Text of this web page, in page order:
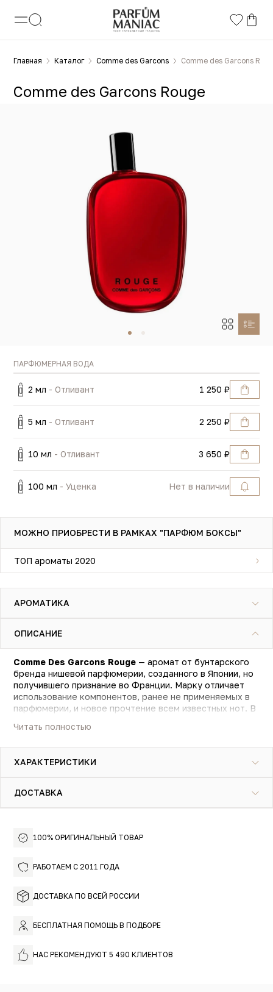
Главная Каталог Comme des Garcons Comme des Garcons
100% ОРИГИНАЛЬНЫЙ ТОВАР
РАБОТАЕМ С 2011 ГОДА
ДОСТАВКА ПО ВСЕЙ РОССИИ
БЕСПЛАТНАЯ ПОМОЩЬ В ПОДБОРЕ
НАС РЕКОМЕНДУЮТ 5 490 КЛИЕНТОВ
Comme des Garcons Rouge
ПАРФЮМЕРНАЯ ВОДА
2 мл - Отливант 1 250 ₽
5 мл - Отливант 2 250 ₽
10 мл - Отливант 3 650 ₽
100 мл - Уценка Нет в наличии
МОЖНО ПРИОБРЕСТИ В РАМКАХ "ПАРФЮМ БОКСЫ"
ТОП ароматы 2020
АРОМАТИКА
ОПИСАНИЕ
Comme Des Garcons Rouge — аромат от бунтарского
бренда нишевой парфюмерии, созданного в Японии, но
получившего признание во Франции. Марку отличает
использование компонентов, ранее не применяемых в
парфюмерии, и новое прочтение всем известных нот. В
фишка бренда. Аппетитный и заряжающий энергией
перца с мятой. Для большей чувственности добавлено
немного пачули, а для душевного равновесия —ладан.
Аппетитно, креативно и соблазнительно.
аромат для мужчин и женщин. Неожиданный,
провокационный и самобытный за счет редкой
согреет ладаном, а летом — освежит имбирём и мятой.
Читать полностью
ХАРАКТЕРИСТИКИ
ДОСТАВКА